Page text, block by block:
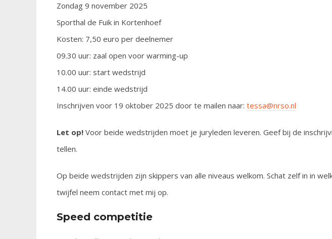
Zondag 9 november 2025
Sporthal de Fuik in Kortenhoef
Kosten: 7,50 euro per deelnemer
09.30 uur: zaal open voor warming-up
10.00 uur: start wedstrijd
14.00 uur: einde wedstrijd
Inschrijven voor 19 oktober 2025 door te mailen naar: tessa@nrso.nl
Let op! Voor beide wedstrijden moet je juryleden leveren. Geef bij de
tellen.
Op beide wedstrijden zijn skippers van alle niveaus welkom. Schat zelf in in
twijfel neem contact met mij op.
Speed competitie